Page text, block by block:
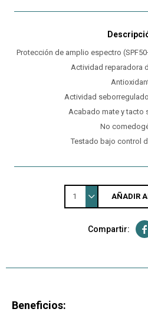
Protección de amplio espectro
Actividad reparadora
Actividad
Acabado mate y tacto
No
Testado bajo control
1 AÑADIR

Beneficios: